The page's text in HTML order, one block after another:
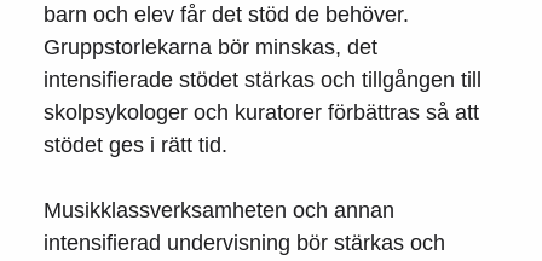
barn och elev får det stöd de behöver.
Gruppstorlekarna bör minskas, det
intensifierade stödet stärkas och tillgången till
skolpsykologer och kuratorer förbättras så att
stödet ges i rätt tid.
Musikklassverksamheten och annan
intensifierad undervisning bör stärkas och